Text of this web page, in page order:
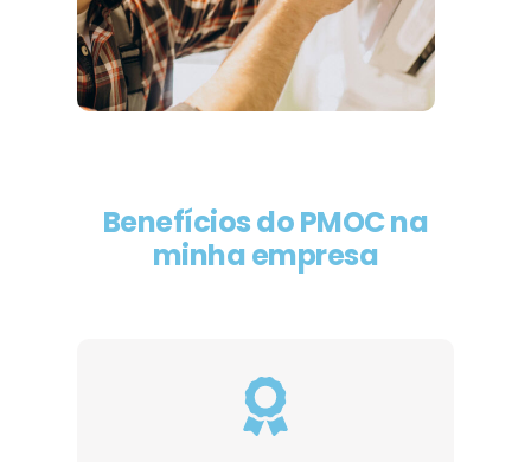
Benefícios do PMOC na
minha empresa